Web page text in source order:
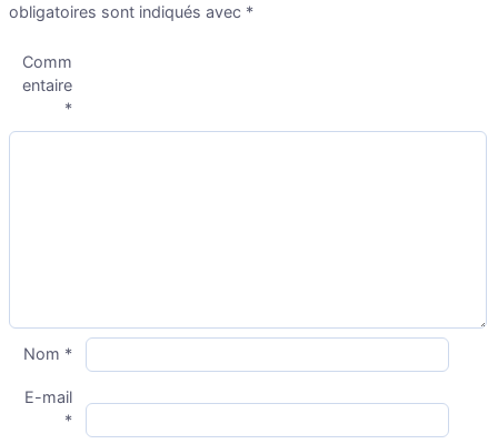
obligatoires sont indiqués avec *
Comm
entaire
*
Nom *
E-mail
*